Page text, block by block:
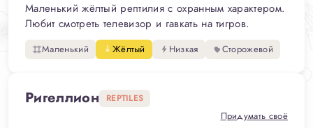
Маленький жёлтый рептилия с охранным характером.
Любит смотреть телевизор и гавкать на тигров.
Маленький Жёлтый Низкая Сторожевой
Ригеллион REPTILES
Придумать своё